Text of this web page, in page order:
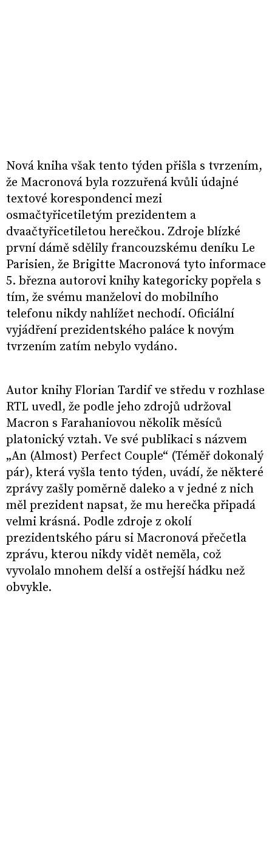
Nová kniha však tento týden přišla s tvrzením,
že Macronová byla rozzuřená kvůli údajné
textové korespondenci mezi
osmačtyřicetiletým prezidentem a
dvaačtyřicetiletou herečkou. Zdroje blízké
první dámě sdělily francouzskému deníku Le
Parisien, že Brigitte Macronová tyto informace
5. března autorovi knihy kategoricky popřela s
tím, že svému manželovi do mobilního
telefonu nikdy nahlížet nechodí. Oficiální
vyjádření prezidentského paláce k novým
tvrzením zatím nebylo vydáno.
Autor knihy Florian Tardif ve středu v rozhlase
RTL uvedl, že podle jeho zdrojů udržoval
Macron s Farahaniovou několik měsíců
platonický vztah. Ve své publikaci s názvem
„An (Almost) Perfect Couple“ (Téměř dokonalý
pár), která vyšla tento týden, uvádí, že některé
zprávy zašly poměrně daleko a v jedné z nich
měl prezident napsat, že mu herečka připadá
velmi krásná. Podle zdroje z okolí
prezidentského páru si Macronová přečetla
zprávu, kterou nikdy vidět neměla, což
vyvolalo mnohem delší a ostřejší hádku než
obvykle.